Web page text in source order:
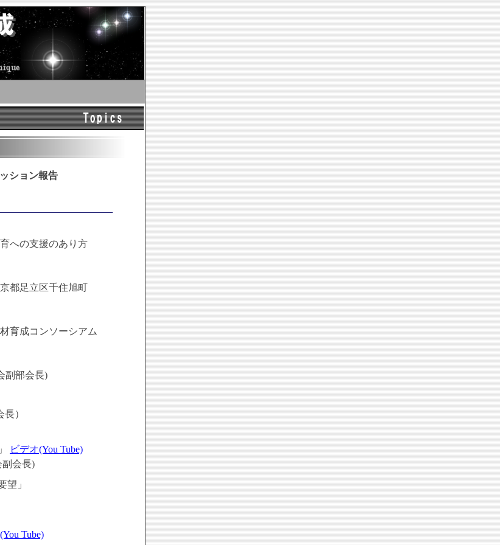
ション報告
への支援のあり方
都足立区千住旭町
育成コンソーシアム
副部会長)
）
ビデオ(You Tube)
副会長)
望」
Tube)